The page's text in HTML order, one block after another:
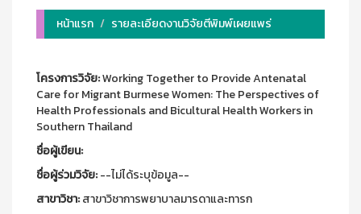
หน้าแรก
รายละเอียดงานวิจัยตีพิมพ์เผยแพร่
โครงการวิจัย:Working Together to Provide Antenatal
Care for Migrant Burmese Women: The Perspectives of
Health Professionals and Bicultural Health Workers in
Southern Thailand
ชื่อผู้เขียน:
ชื่อผู้ร่วมวิจัย:--ไม่ได้ระบุข้อมูล--
สาขาวิชา:สาขาวิชาการพยาบาลมารดาและทารก